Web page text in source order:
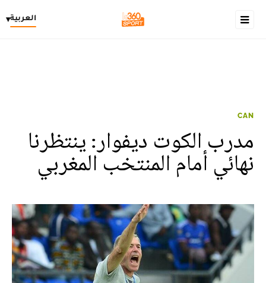
العربية▾
CAN
مدرب الكوت ديفوار: ينتظرنا
نهائي أمام المنتخب المغربي